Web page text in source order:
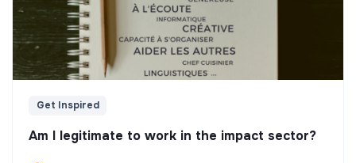
Get Inspired
Am I legitimate to work in the impact sector?